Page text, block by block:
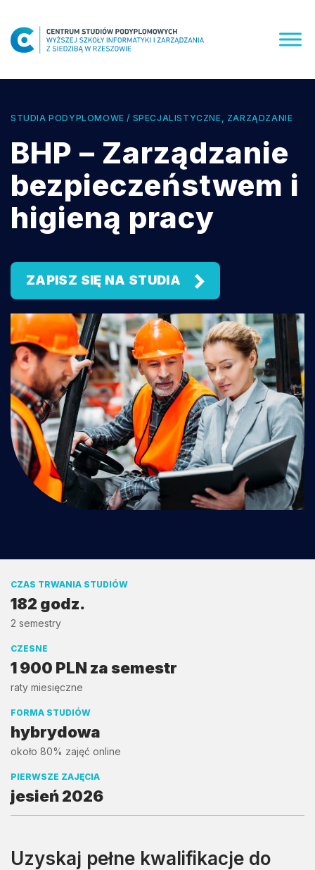
content
STUDIA PODYPLOMOWE / SPECJALISTYCZNE, ZARZĄDZANIE
BHP – Zarządzanie
bezpieczeństwem i
higieną pracy
ZAPISZ SIĘ NA STUDIA
CZAS TRWANIA STUDIÓW
182 godz.
2 semestry
CZESNE
1 900 PLN za semestr
raty miesięczne
FORMA STUDIÓW
hybrydowa
około 80% zajęć online
PIERWSZE ZAJĘCIA
jesień 2026
Uzyskaj pełne kwalifikacje do